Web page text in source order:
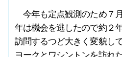
今年も定点観測のため７
年は機会を逃したので約２
訪問するつど大きく変貌し
ヨークとワシントンを訪れ